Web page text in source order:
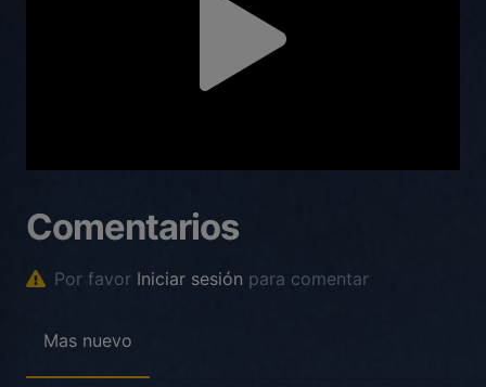
Comentarios
Por favor Iniciar sesión para comentar
Mas nuevo